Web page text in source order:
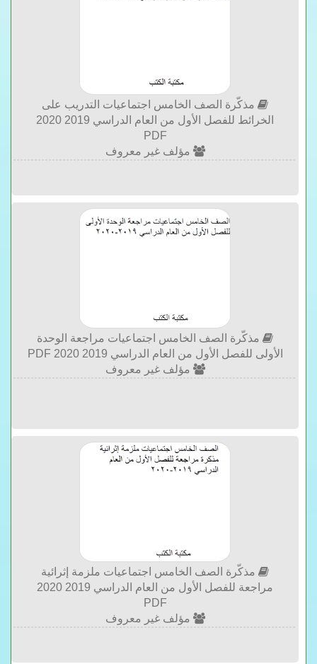
مذكّرة الصف الخامس اجتماعيات التدريب على
الخرائط للفصل الأول من العام الدراسي 2019 2020
PDF
مؤلف غير معروف
مذكّرة الصف الخامس اجتماعيات مراجعة الوحدة
الأولى للفصل الأول من العام الدراسي 2019 2020 PDF
مؤلف غير معروف
مذكّرة الصف الخامس اجتماعيات ملزمة إثرائية
مراجعة للفصل الأول من العام الدراسي 2019 2020
PDF
مؤلف غير معروف